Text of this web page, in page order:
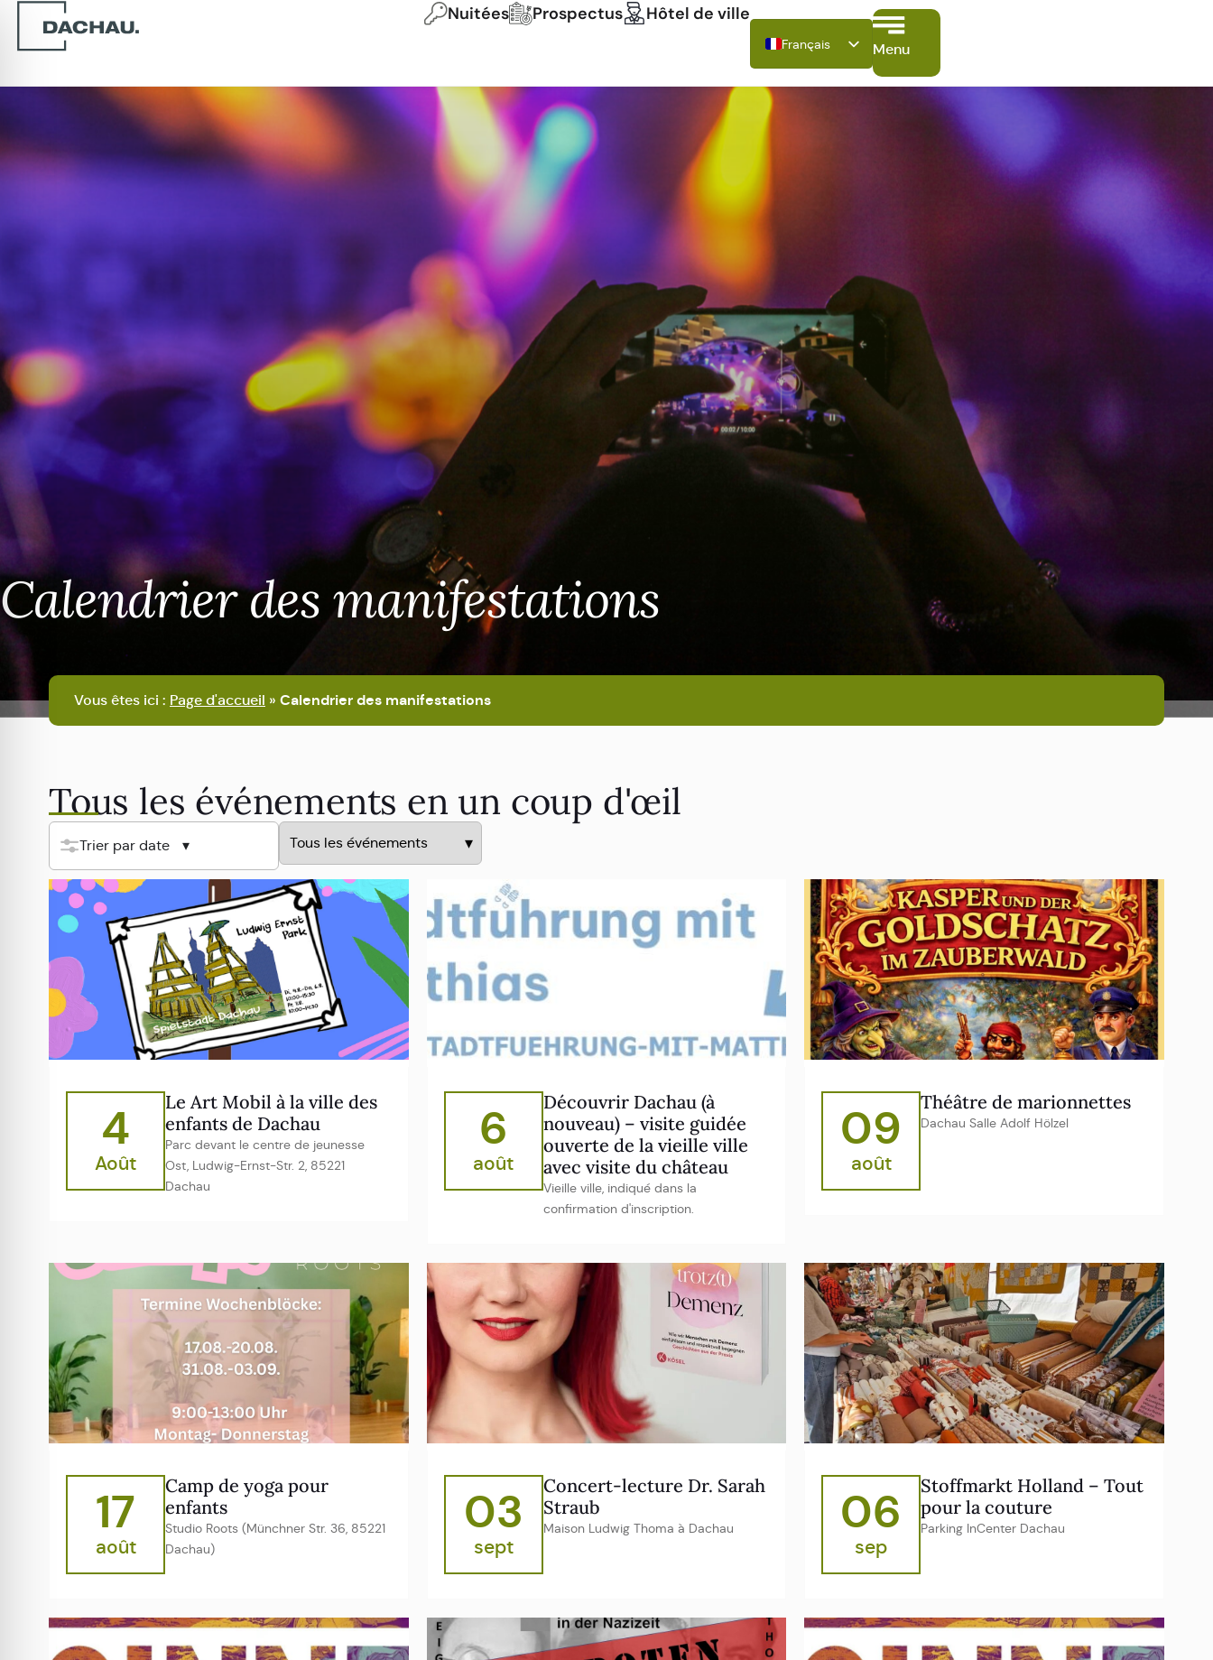
Nuitées Prospectus Hôtel de ville
Français
Deutsch
Menu
Vous êtes ici : Page d'accueil » Calendrier des manifestations
Calendrier des manifestations
Tous les événements en un coup d'œil
Trier par date
4
Août
Le Art Mobil à la ville des
enfants de Dachau
Parc devant le centre de jeunesse
Ost, Ludwig-Ernst-Str. 2, 85221
Dachau
6
août
Découvrir Dachau (à
nouveau) – visite guidée
ouverte de la vieille ville
avec visite du château
Vieille ville, indiqué dans la
confirmation d'inscription.
09
août
Théâtre de marionnettes
Dachau Salle Adolf Hölzel
17
août
Camp de yoga pour
enfants
Studio Roots (Münchner Str. 36, 85221
Dachau)
03
sept
Concert-lecture Dr. Sarah
Straub
Maison Ludwig Thoma à Dachau 06
sep
Stoffmarkt Holland – Tout
pour la couture
Parking InCenter Dachau